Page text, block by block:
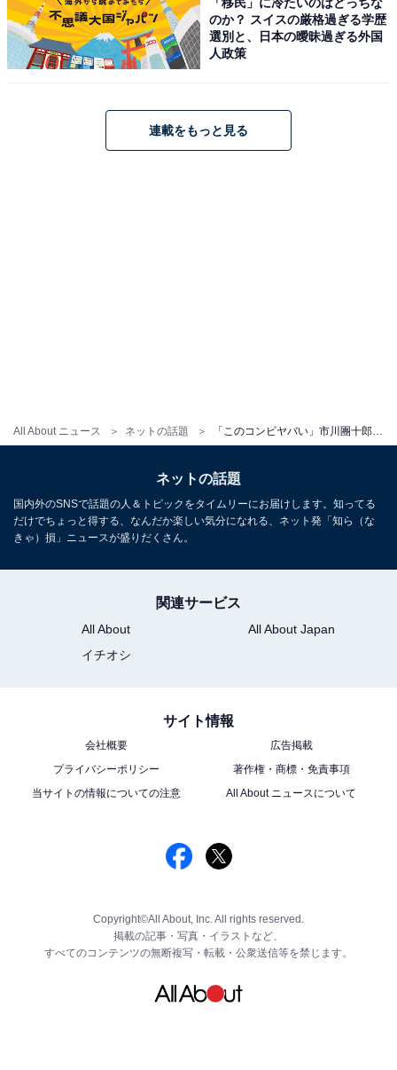
All About ニュース ネットの話題
のか？ スイスの厳格過ぎる学歴
選別と、日本の曖昧過ぎる外国
人政策
連載をもっと見る
ネットの話題
国内外のSNSで話題の人＆トピックをタイムリーにお届けします。知ってる
だけでちょっと得する、なんだか楽しい気分になれる、ネット発「知ら（な
きゃ）損」ニュースが盛りだくさん。
関連サービス
All About
All About Japan
イチオシ
サイト情報
会社概要
広告掲載
プライバシーポリシー
著作権・商標・免責事項
当サイトの情報についての注意
All About ニュースについて
Copyright©All About, Inc. All rights reserved.
掲載の記事・写真・イラストなど、
すべてのコンテンツの無断複写・転載・公衆送信等を禁じます。